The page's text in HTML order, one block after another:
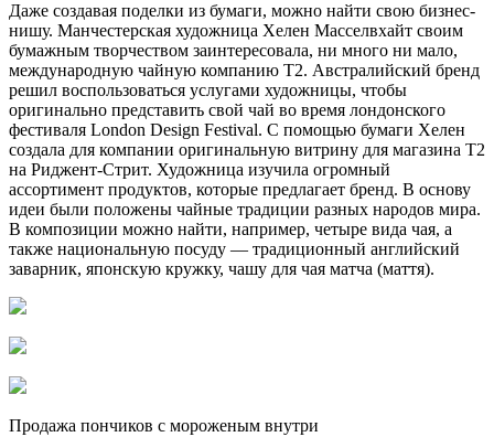
Даже создавая поделки из бумаги, можно найти свою бизнес-
нишу. Манчестерская художница Хелен Масселвхайт своим
бумажным творчеством заинтересовала, ни много ни мало,
международную чайную компанию T2. Австралийский бренд
решил воспользоваться услугами художницы, чтобы
оригинально представить свой чай во время лондонского
фестиваля London Design Festival. С помощью бумаги Хелен
создала для компании оригинальную витрину для магазина T2
на Риджент-Стрит. Художница изучила огромный
ассортимент продуктов, которые предлагает бренд. В основу
идеи были положены чайные традиции разных народов мира.
В композиции можно найти, например, четыре вида чая, а
также национальную посуду — традиционный английский
заварник, японскую кружку, чашу для чая матча (маття).
Продажа пончиков с мороженым внутри